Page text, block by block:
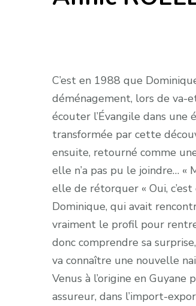
C’est en 1988 que
déménagement, lors de va-
écouter l’Évangile dans
transformée par cette
ensuite, retourné comme
elle n’a pas pu le joindre… «
elle de rétorquer « Oui,
Dominique, qui avait
vraiment le profil pour
donc comprendre sa
va connaître une nouvelle
Venus à l’origine en
assureur, dans l’import-